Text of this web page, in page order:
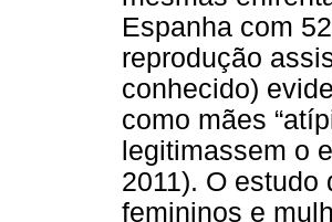
Espanha com
reprodução
conhecido)
como mães
legitimassem o
2011). O estudo
femininos e